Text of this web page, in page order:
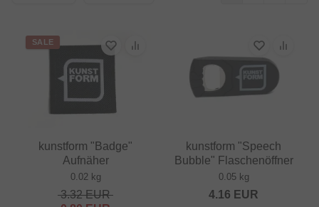
SALE
kunstform "Badge"
Aufnäher
0.02 kg
3.32EUR
kunstform "Speech
Bubble" Flaschenöffner
0.05 kg
4.16 EUR